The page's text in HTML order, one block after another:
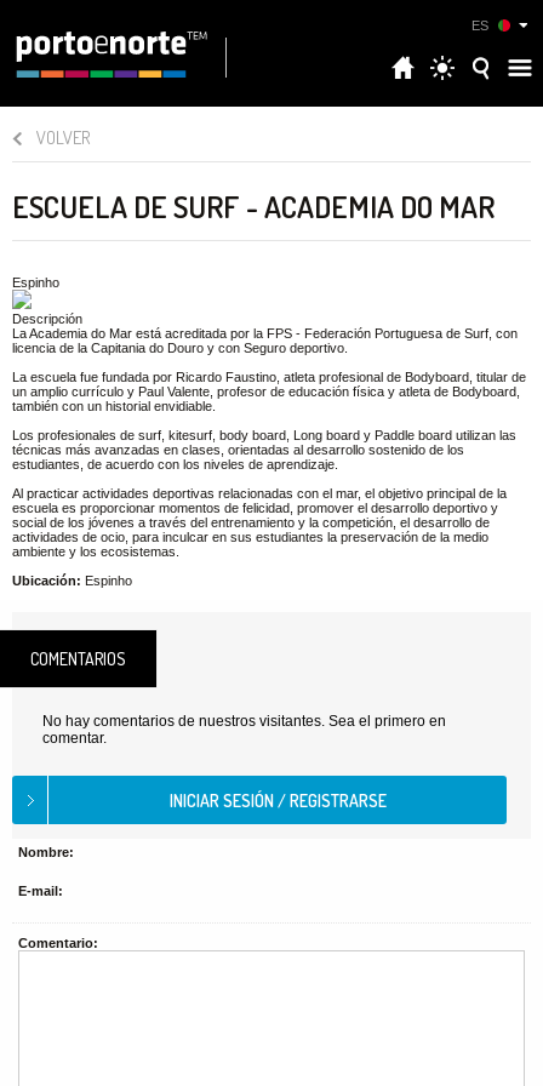
ES
VOLVER
ESCUELA DE SURF - ACADEMIA DO MAR
Espinho
Descripción
La Academia do Mar está acreditada por la FPS - Federación Portuguesa de Surf, con
licencia de la Capitania do Douro y con Seguro deportivo.
La escuela fue fundada por Ricardo Faustino, atleta profesional de Bodyboard, titular de
un amplio currículo y Paul Valente, profesor de educación física y atleta de Bodyboard,
también con un historial envidiable.
Los profesionales de surf, kitesurf, body board, Long board y Paddle board utilizan las
técnicas más avanzadas en clases, orientadas al desarrollo sostenido de los
estudiantes, de acuerdo con los niveles de aprendizaje.
Al practicar actividades deportivas relacionadas con el mar, el objetivo principal de la
escuela es proporcionar momentos de felicidad, promover el desarrollo deportivo y
social de los jóvenes a través del entrenamiento y la competición, el desarrollo de
actividades de ocio, para inculcar en sus estudiantes la preservación de la medio
ambiente y los ecosistemas.
Ubicación: Espinho
COMENTARIOS
No hay comentarios de nuestros visitantes. Sea el primero en
comentar.
Nombre:
E-mail:
Comentario: